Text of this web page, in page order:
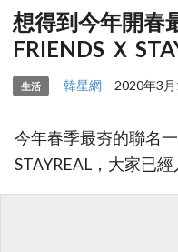
想得到今年開春
FRIENDS Ｘ
生活 韓星網 2020年3
今年春季最夯的聯名
STAYREAL，大家已